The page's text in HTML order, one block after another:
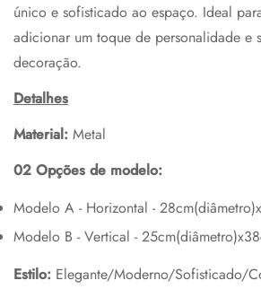
único e sofisticado ao espaço. Ideal
adicionar um toque de personalidade e
decoração.
Detalhes
Material: Metal
02 Opções de modelo:
Modelo A - Horizontal -
Modelo B - Vertical -
Estilo: Elegante/Moderno/Sofisticado/